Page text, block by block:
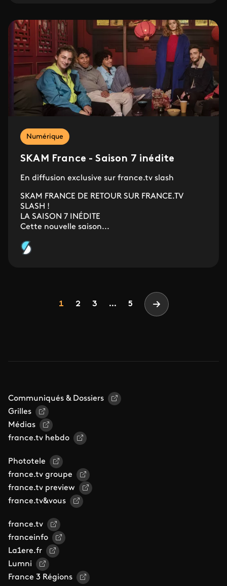
Numérique
SKAM France - Saison 7 inédite
En diffusion exclusive sur france.tv slash
SKAM FRANCE DE RETOUR SUR FRANCE.TV
SLASH !
LA SAISON 7 INÉDITE
Cette nouvelle saison...
Page
1 Page
2 Page
3 ... 5 Page suivante
Communiqués & Dossiers
Grilles
Médias
france.tv hebdo
Phototele
france.tv groupe
france.tv preview
france.tv&vous
france.tv
franceinfo
La1ere.fr
Lumni
France 3 Régions